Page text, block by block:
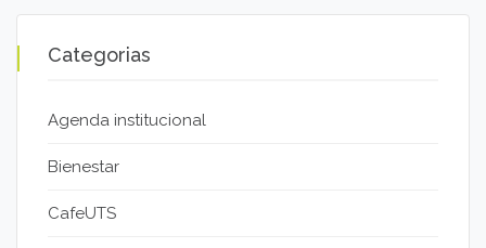
Categorias
Agenda institucional
Bienestar
CafeUTS